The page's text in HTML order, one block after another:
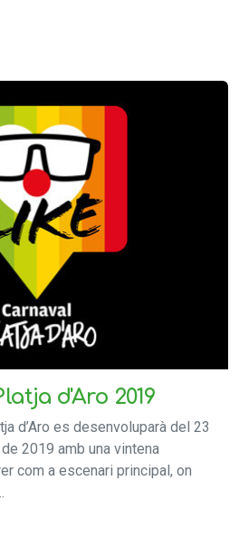
d'Aro 2019
d’Aro es desenvoluparà del 23
2019 amb una vintena
com a escenari principal, on